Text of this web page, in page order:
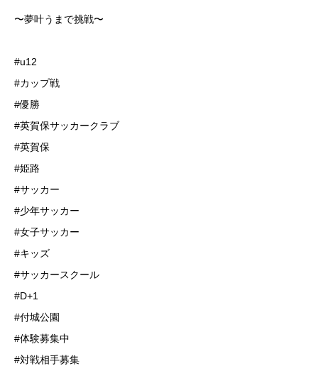
〜夢叶うまで挑戦〜
#u12
#カップ戦
#優勝
#英賀保サッカークラブ
#英賀保
#姫路
#サッカー
#少年サッカー
#女子サッカー
#キッズ
#サッカースクール
#D+1
#付城公園
#体験募集中
#対戦相手募集